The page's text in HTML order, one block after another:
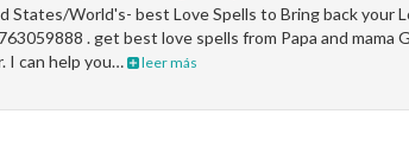
States/World's- best Love Spells to Bring back your
. get best love spells from Papa and mama
I can help you…
leer más